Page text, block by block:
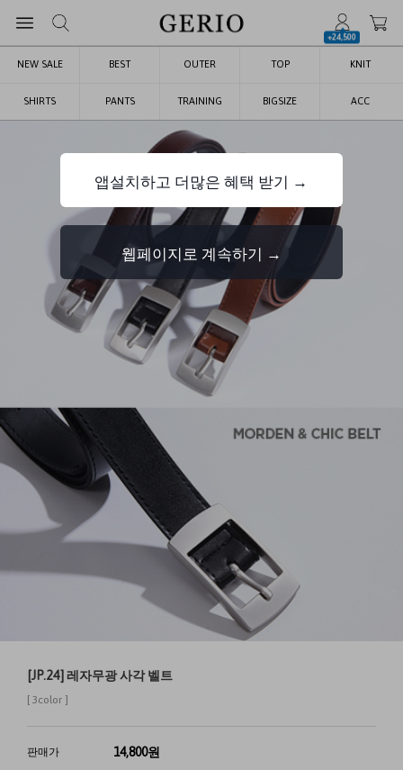
+24,500
NEW SALE BEST OUTER TOP KNIT
SHIRTS PANTS TRAINING BIGSIZE ACC
[JP.24] 레자무광 사각 벨트
[ 3color ]
판매가 14,800원
앱설치하고 더많은 혜택 받기 →
웹페이지로 계속하기 →